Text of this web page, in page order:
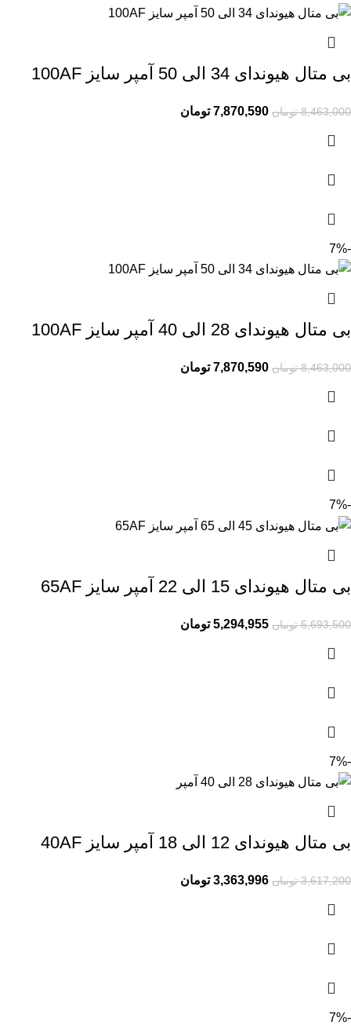
بی متال هیوندای 34 الی 50 آمپر سایز 100AF
8,463,000 تومان 7,870,590 تومان
-7%
بی متال هیوندای 28 الی 40 آمپر سایز 100AF
8,463,000 تومان 7,870,590 تومان
-7%
بی متال هیوندای 15 الی 22 آمپر سایز 65AF
5,693,500 تومان 5,294,955 تومان
-7%
بی متال هیوندای 12 الی 18 آمپر سایز 40AF
3,617,200 تومان 3,363,996 تومان
-7%